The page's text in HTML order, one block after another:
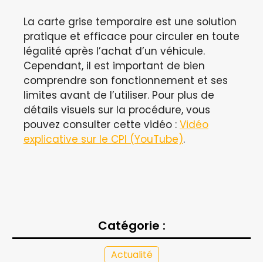
La carte grise temporaire est une solution
pratique et efficace pour circuler en toute
légalité après l’achat d’un véhicule.
Cependant, il est important de bien
comprendre son fonctionnement et ses
limites avant de l’utiliser. Pour plus de
détails visuels sur la procédure, vous
pouvez consulter cette vidéo : Vidéo
explicative sur le CPI (YouTube).
Catégorie :
Actualité